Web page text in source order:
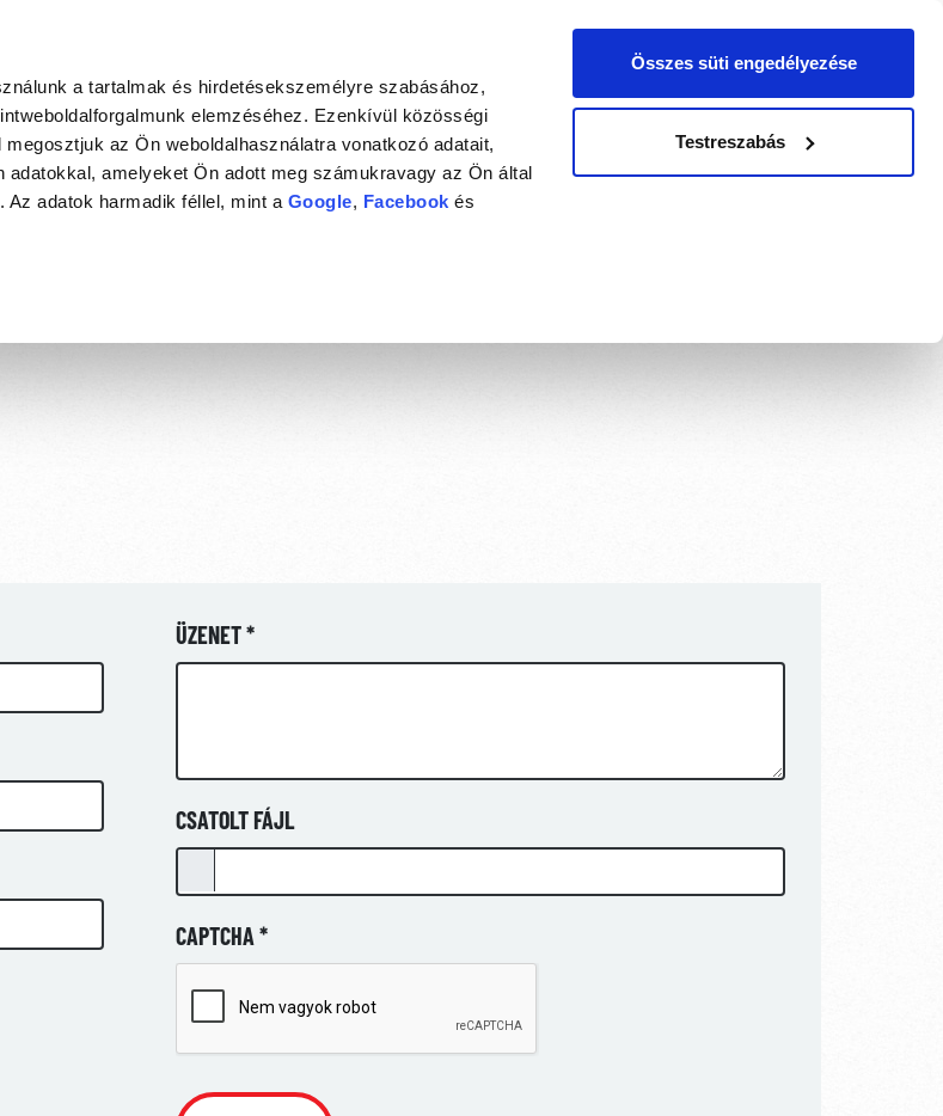
a tartalmak és hirdetésekszemélyre szabásához,
elemzéséhez. Ezenkívül közösségi
az Ön weboldalhasználatra vonatkozó adatait,
amelyeket Ön adott meg számukravagy az Ön által
adatok harmadik féllel, mint a Google, Facebook és
Összes süti engedélyezése
Testreszabás
MENÜ ÉTTERMEINK
0
BELÉPÉS
ÜZENET *
CSATOLT FÁJL
CAPTCHA *